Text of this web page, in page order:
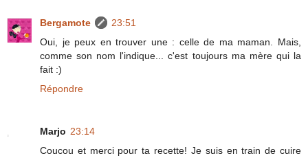
Bergamote
23:51
Oui, je peux en trouver une : celle de ma maman. Mais,
comme son nom l'indique... c'est toujours ma mère qui la
fait :)
Répondre
Marjo 23:14
Coucou et merci pour ta recette! Je suis en train de cuire